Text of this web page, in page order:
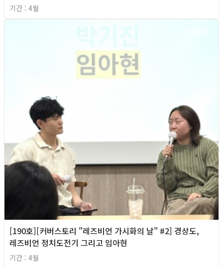
기간 : 4월
[190호][커버스토리 "레즈비언 가시화의 날" #2] 경상도,
레즈비언 정치도전기 그리고 임아현
기간 : 4월